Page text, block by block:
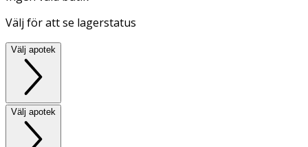
Välj för att se lagerstatus
Välj apotek
Välj apotek